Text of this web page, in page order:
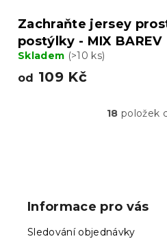
Zachraňte jersey
postýlky - MIX BAREV
Skladem (>10 ks)
od 109 Kč
O
18 položek
Informace pro vás
Sledování objednávky